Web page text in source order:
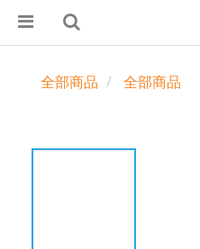
全部商品 全部商品